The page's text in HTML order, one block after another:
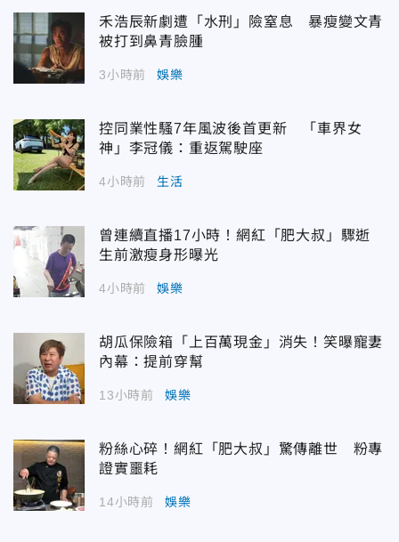
禾浩辰新劇遭「水刑」險窒息 暴瘦變文青
被打到鼻青臉腫
3小時前 娛樂
控同業性騷7年風波後首更新 「車界女
神」李冠儀：重返駕駛座
4小時前 生活
曾連續直播17小時！網紅「肥大叔」驟逝
生前激瘦身形曝光
4小時前 娛樂
胡瓜保險箱「上百萬現金」消失！笑曝寵妻
內幕：提前穿幫
13小時前 娛樂
粉絲心碎！網紅「肥大叔」驚傳離世 粉專
證實噩耗
14小時前 娛樂